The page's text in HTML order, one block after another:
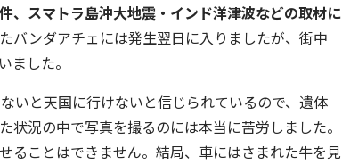
、スマトラ島沖大地震・インド洋津波などの取材に
バンダアチェには発生翌日に入りましたが、街中
ました。
いと天国に行けないと信じられているので、遺体
状況の中で写真を撮るのには本当に苦労しました。
ることはできません。結局、車にはさまれた牛を見